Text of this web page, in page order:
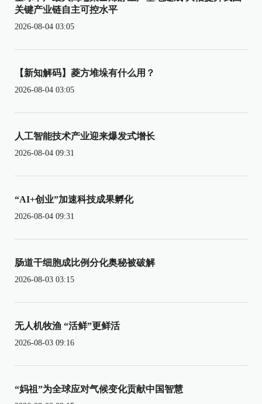
关键产业链自主可控水平
2026-08-04 03:05
【新知解码】菱方堆垛有什么用？
2026-08-04 03:05
人工智能技术产业迎来爆发式增长
2026-08-04 09:31
“AI+创业”加速科技成果孵化
2026-08-04 09:31
肠道干细胞成比例分化奥秘被破解
2026-08-03 03:15
无人机牧渔 “活鲜”更鲜活
2026-08-03 09:16
“妈祖”为全球应对气候变化贡献中国智慧